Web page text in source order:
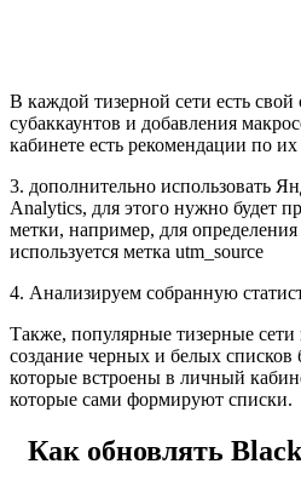
В каждой тизерной сети есть
субаккаунтов и добавления
кабинете есть рекомендации по
3. дополнительно использовать
Analytics, для этого нужно будет
метки, например, для
используется метка utm_source
4. Анализируем собранную
Также, популярные тизерные сети
создание черных и белых списков
которые встроены в личный
которые сами формируют списки.
Как обновлять